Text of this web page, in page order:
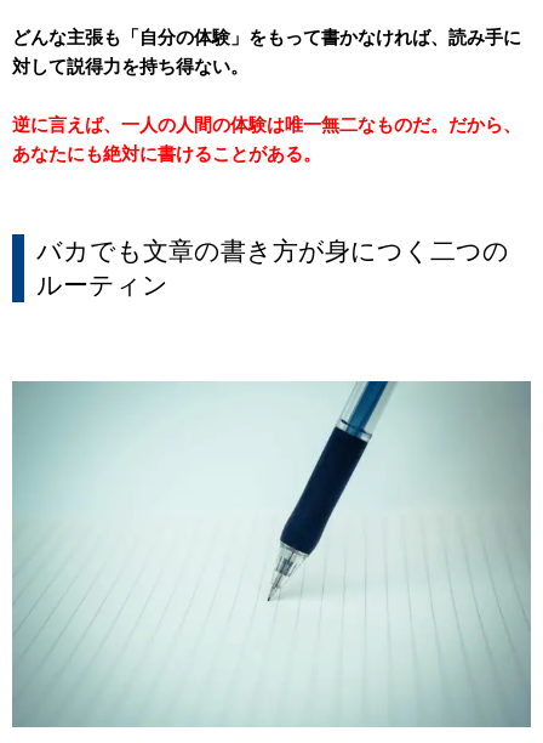
どんな主張も「自分の体験」をもって書かなければ、読み手に
対して説得力を持ち得ない。
逆に言えば、一人の人間の体験は唯一無二なものだ。だから、
あなたにも絶対に書けることがある。
バカでも文章の書き方が身につく二つの
ルーティン